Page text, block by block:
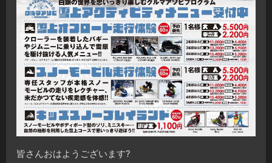
皆さんおはようございます?